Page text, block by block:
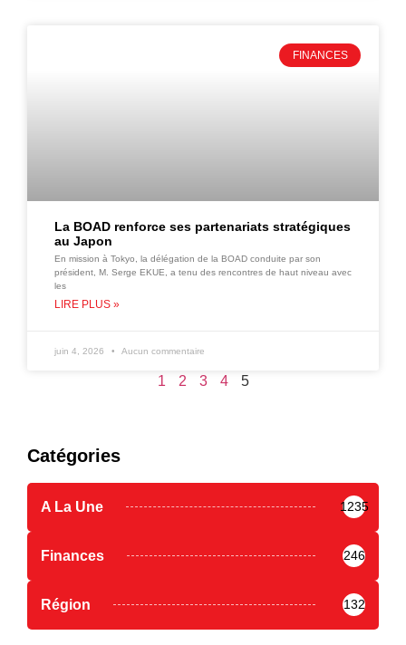
FINANCES
La BOAD renforce ses partenariats stratégiques
au Japon
En mission à Tokyo, la délégation de la BOAD conduite par son
président, M. Serge EKUE, a tenu des rencontres de haut niveau avec
les
LIRE PLUS »
juin 4, 2026 Aucun commentaire
1 2 3 4 5
Catégories
A La Une 1235
Finances 246
Région 132